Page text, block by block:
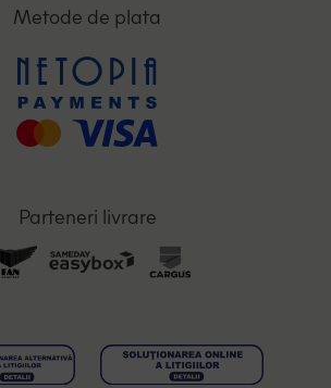
Metode de plata
Parteneri livrare